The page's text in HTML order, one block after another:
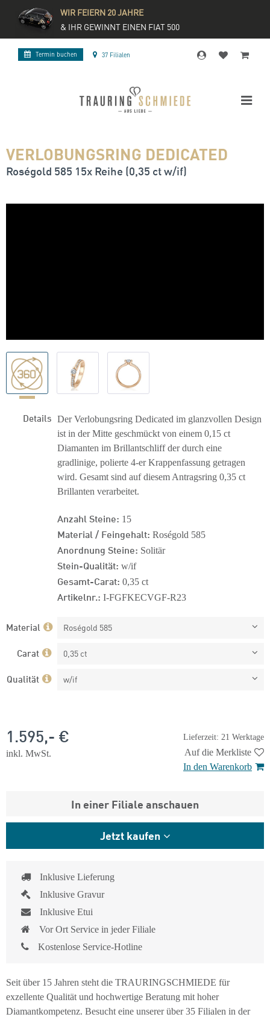
WIR FEIERN 20 JAHRE
& IHR GEWINNT EINEN FIAT 500
Termin buchen 37 Filialen
VERLOBUNGSRING DEDICATED
Roségold 585 15x Reihe (0,35 ct w/if)
Details Der Verlobungsring Dedicated im glanzvollen Design
ist in der Mitte geschmückt von einem 0,15 ct
Diamanten im Brillantschliff der durch eine
gradlinige, polierte 4-er Krappenfassung getragen
wird. Gesamt sind auf diesem Antragsring 0,35 ct
Brillanten verarbeitet.
Anzahl Steine: 15
Material / Feingehalt: Roségold 585
Anordnung Steine: Solitär
Stein-Qualität: w/if
Gesamt-Carat: 0,35 ct
Artikelnr.: I-FGFKECVGF-R23
Material Roségold 585
Carat 0,35 ct
Qualität w/if
Lieferzeit: 21 Werktage
1.595,- €
inkl. MwSt.
Auf die Merkliste
In den Warenkorb
In einer Filiale anschauen
Jetzt kaufen
Inklusive Lieferung
Inklusive Gravur
Inklusive Etui
Vor Ort Service in jeder Filiale
Kostenlose Service-Hotline
Seit über 15 Jahren steht die TRAURINGSCHMIEDE für
exzellente Qualität und hochwertige Beratung mit hoher
Diamantkompetenz. Besucht eine unserer über 35 Filialen in der